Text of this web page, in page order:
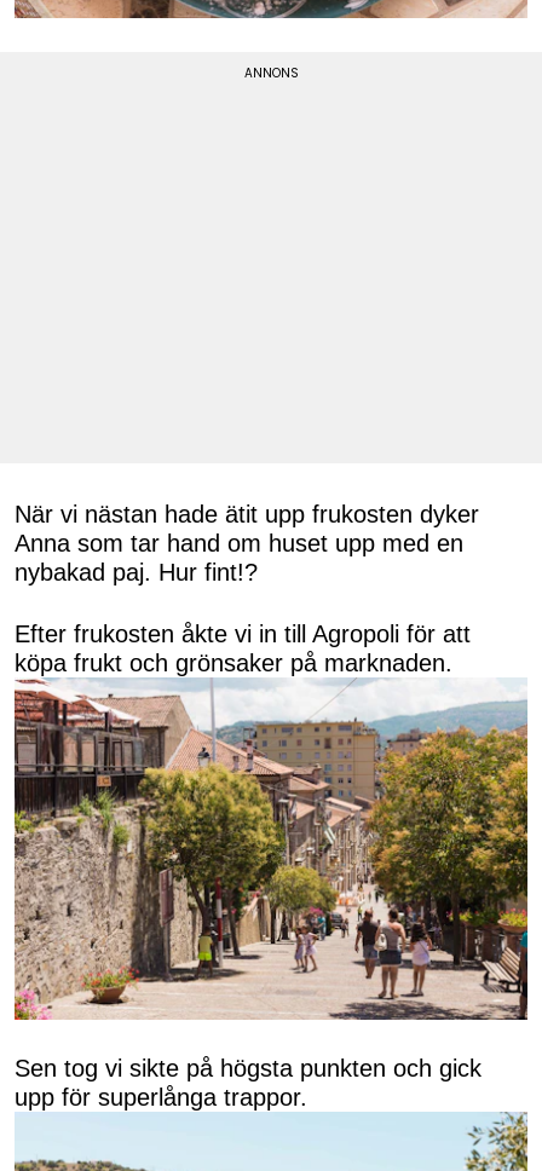
När vi nästan hade ätit upp frukosten dyker
Anna som tar hand om huset upp med en
nybakad paj. Hur fint!?
Efter frukosten åkte vi in till Agropoli för att
köpa frukt och grönsaker på marknaden.
Sen tog vi sikte på högsta punkten och gick
upp för superlånga trappor.